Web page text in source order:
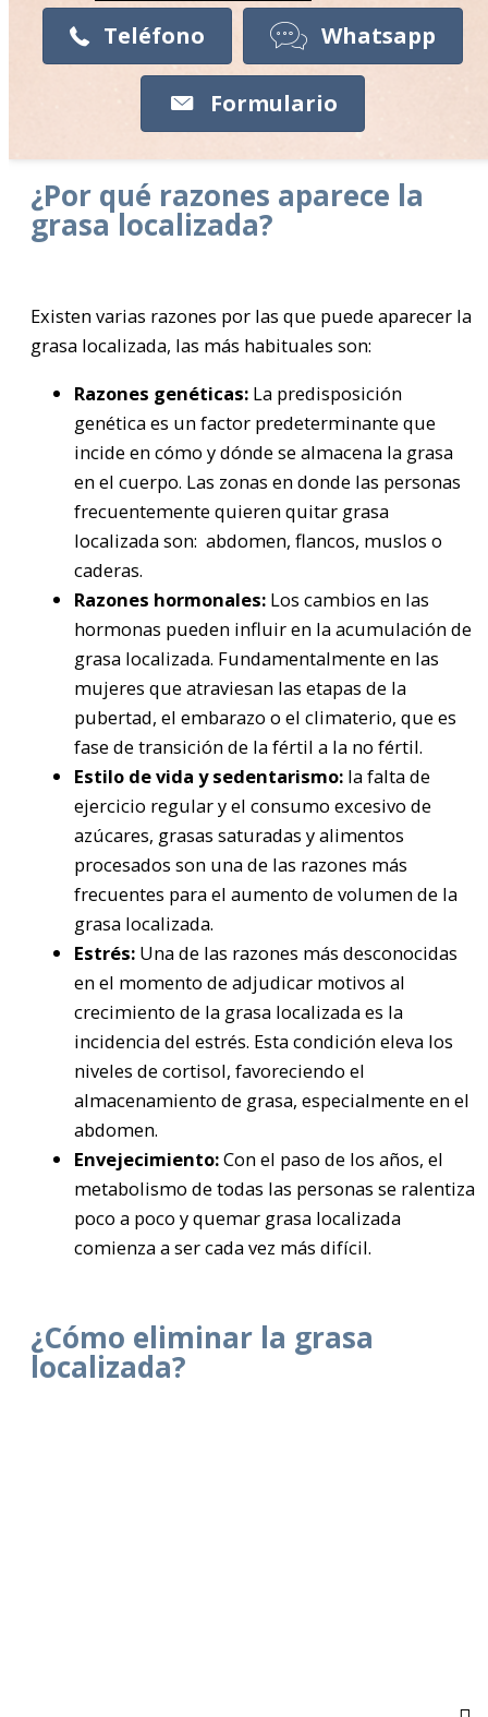
Teléfono Whatsapp
Formulario
¿Por qué razones aparece la
grasa localizada?
Existen varias razones por las que puede aparecer la
grasa localizada, las más habituales son:
Razones genéticas: La predisposición
genética es un factor predeterminante que
incide en cómo y dónde se almacena la grasa
en el cuerpo. Las zonas en donde las personas
frecuentemente quieren quitar grasa
localizada son: abdomen, flancos, muslos o
caderas.
Razones hormonales: Los cambios en las
hormonas pueden influir en la acumulación de
grasa localizada. Fundamentalmente en las
mujeres que atraviesan las etapas de la
pubertad, el embarazo o el climaterio, que es
fase de transición de la fértil a la no fértil.
Estilo de vida y sedentarismo: la falta de
ejercicio regular y el consumo excesivo de
azúcares, grasas saturadas y alimentos
procesados son una de las razones más
frecuentes para el aumento de volumen de la
grasa localizada.
Estrés: Una de las razones más desconocidas
en el momento de adjudicar motivos al
crecimiento de la grasa localizada es la
incidencia del estrés. Esta condición eleva los
niveles de cortisol, favoreciendo el
almacenamiento de grasa, especialmente en el
abdomen.
Envejecimiento:Con el paso de los años, el
metabolismo de todas las personas se ralentiza
poco a poco y quemar grasa localizada
comienza a ser cada vez más difícil.
¿Cómo eliminar la grasa
localizada?